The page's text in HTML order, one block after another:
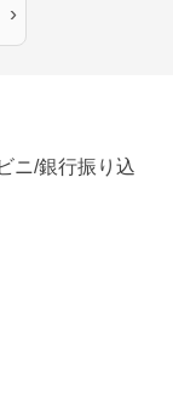
›
ニ/銀行振り込